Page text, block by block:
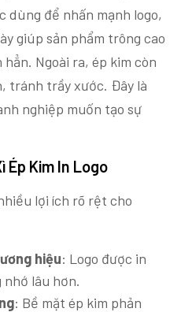
dùng để nhấn mạnh logo,
giúp sản phẩm trông cao
Ngoài ra, ép kim còn
tránh trầy xước. Đây là
nghiệp muốn tạo sự
Ép Kim In Logo
lợi ích rõ rệt cho
hiệu: Logo được in
lâu hơn.
: Bề mặt ép kim phản